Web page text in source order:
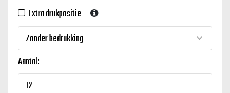
Extra drukpositie
Aantal: